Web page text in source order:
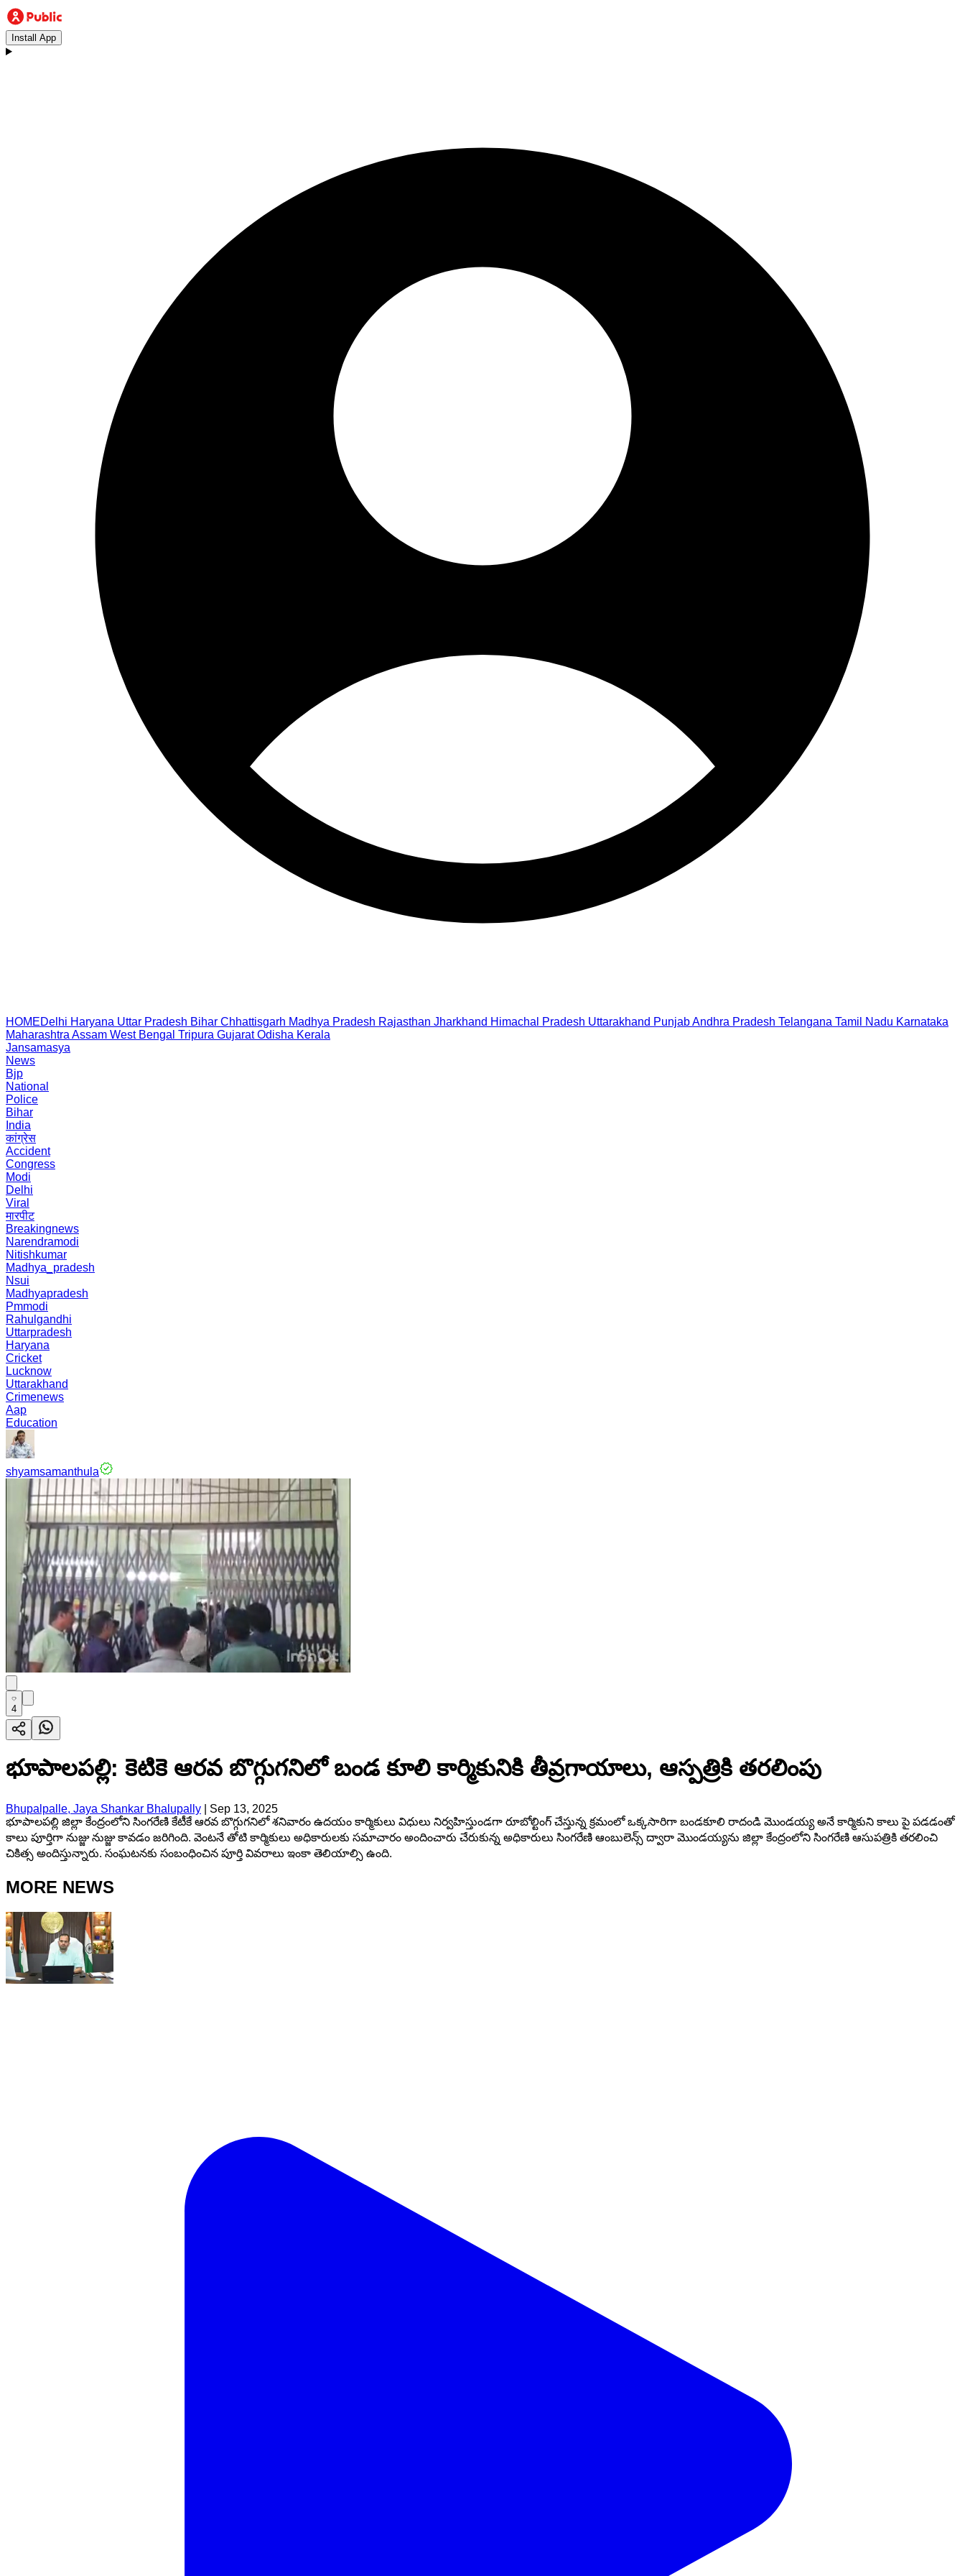
Install App
HOMEDelhi Haryana Uttar Pradesh Bihar Chhattisgarh Madhya Pradesh Rajasthan Jharkhand Himachal Pradesh Uttarakhand PunjabAndhra Pradesh Telangana Tamil Nadu Karnataka
Maharashtra Assam West Bengal Tripura Gujarat Odisha Kerala
Jansamasya
News
Bjp
National
Police
Bihar
India
कांग्रेस
Accident
Congress
Modi
Delhi
Viral
मारपीट
Breakingnews
Narendramodi
Nitishkumar
Madhya_pradesh
Nsui
Madhyapradesh
Pmmodi
Rahulgandhi
Uttarpradesh
Haryana
Cricket
Lucknow
Uttarakhand
Crimenews
Aap
Education
shyamsamanthula
4
భూపాలపల్లి: కెటికె ఆరవ బొగ్గుగనిలో బండ కూలి కార్మికునికి తీవ్రగాయాలు, ఆస్పత్రికి తరలింపు
Bhupalpalle, Jaya Shankar Bhalupally
Sep 13, 2025
భూపాలపల్లి జిల్లా కేంద్రంలోని సింగరేణి కేటీకే ఆరవ బొగ్గుగనిలో శనివారం ఉదయం కార్మికులు విధులు నిర్వహిస్తుండగా రూబోల్టింగ్ చేస్తున్న క్రమంలో ఒక్కసారిగా బండకూలి రాదండి మొండయ్య అనే కార్మికుని కాలు పై పడడంతో
కాలు పూర్తిగా నుజ్జు నుజ్జు కావడం జరిగింది. వెంటనే తోటి కార్మికులు అధికారులకు సమాచారం అందించారు చేరుకున్న అధికారులు సింగరేణి ఆంబులెన్స్ ద్వారా మొండయ్యను జిల్లా కేంద్రంలోని సింగరేణి ఆసుపత్రికి తరలించి
చికిత్స అందిస్తున్నారు. సంఘటనకు సంబంధించిన పూర్తి వివరాలు ఇంకా తెలియాల్సి ఉంది.
MORE NEWS